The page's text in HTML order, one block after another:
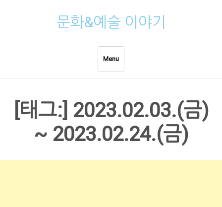
문화&예술 이야기
Menu
[태그:] 2023.02.03.(금)
~ 2023.02.24.(금)